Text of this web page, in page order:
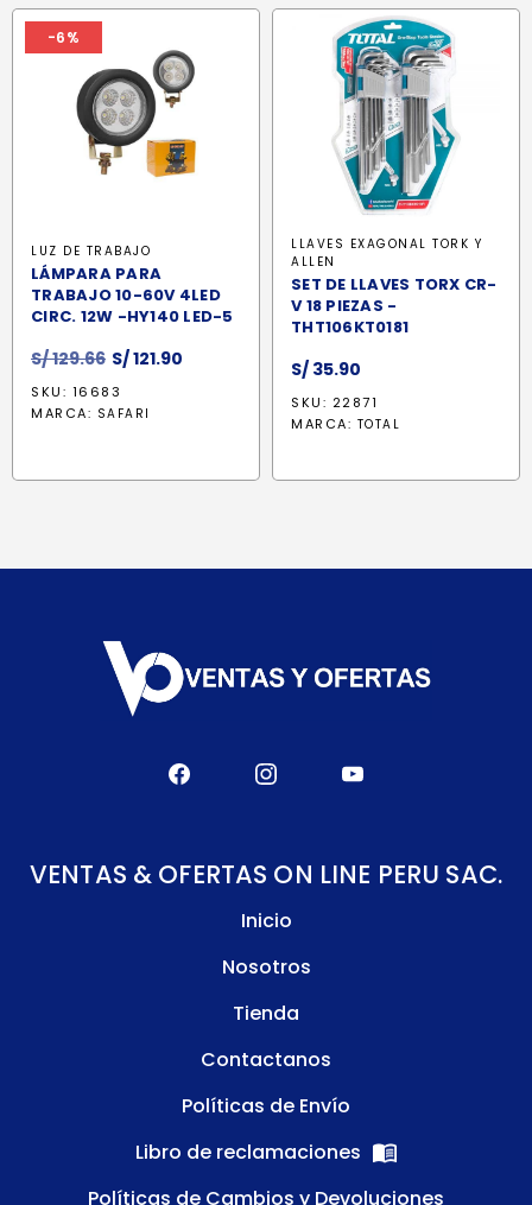
-6%
LUZ DE TRABAJO
LÁMPARA PARA
TRABAJO 10-60V 4LED
CIRC. 12W -HY140 LED-5
S/129.66 El
precio
original
S/121.90
SKU: 16683
MARCA: SAFARI
LLAVES EXAGONAL TORK Y
ALLEN
SET DE LLAVES TORX CR-
V 18 PIEZAS -
THT106KT0181
S/ 35.90
SKU: 22871
MARCA: TOTAL
VENTAS & OFERTAS ON LINE PERU SAC.
Inicio
Nosotros
Tienda
Contactanos
Políticas de Envío
Libro de reclamaciones
Políticas de Cambios y Devoluciones